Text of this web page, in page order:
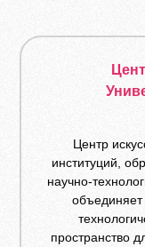
Центр
институций,
научно-
объединяет
пространство